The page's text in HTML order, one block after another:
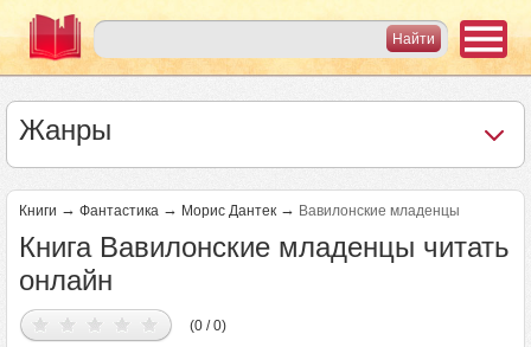
Жанры
Книги → Фантастика → Морис Дантек → Вавилонские младенцы
Книга Вавилонские младенцы читать
онлайн
(0 / 0)